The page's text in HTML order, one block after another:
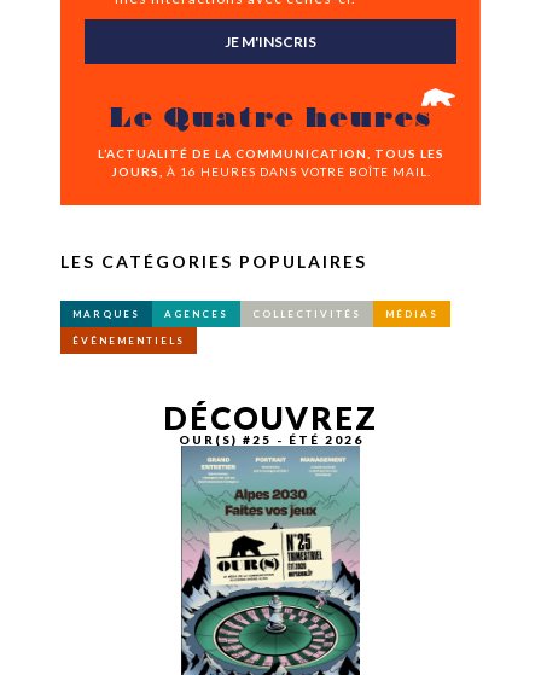
JE M'INSCRIS
Le Quatre heures
L’ACTUALITÉ DE LA COMMUNICATION, TOUS LES
JOURS,
À 16 HEURES DANS VOTRE BOÎTE MAIL.
LES CATÉGORIES POPULAIRES
MARQUES AGENCES COLLECTIVITÉS MÉDIAS
ÉVÉNEMENTIELS
DÉCOUVREZ
OUR(S) #25 - ÉTÉ 2026